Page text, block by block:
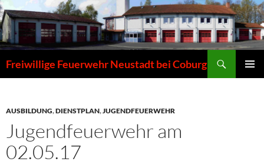
Zum
Inhalt
springen
Freiwillige Feuerwehr Neustadt bei Coburg
AUSBILDUNG,DIENSTPLAN,JUGENDFEUERWEHR
Jugendfeuerwehr am
02.05.17